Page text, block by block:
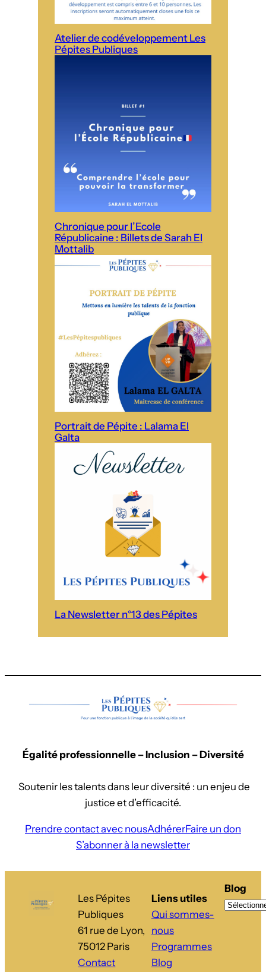
Atelier de codéveloppement Les
Pépites Publiques
Chronique pour l’Ecole
Républicaine : Billets de Sarah El
Mottalib
Portrait de Pépite : Lalama El
Galta
La Newsletter n°13 des Pépites
Égalité professionnelle – Inclusion – Diversité
Soutenir les talents dans leur diversité : un enjeu de
justice et d’efficacité.
Prendre contact avec nousAdhérerFaire un don
S’abonner à la newsletter
Les Pépites
Publiques
61 rue de Lyon,
75012 Paris
Contact
Liens utiles
Qui sommes-
nous
Programmes
Blog
Blog